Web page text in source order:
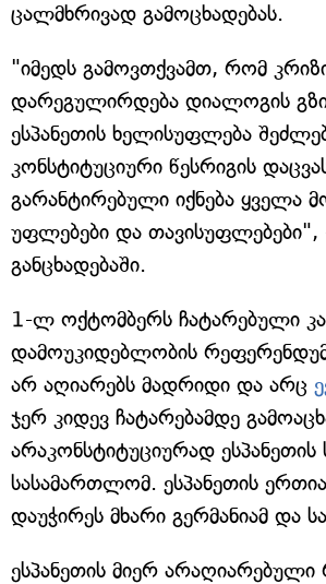
ცალმხრივად გამოცხადებას.
"იმედს გამოვთქვამთ, რომ
დარეგულირდება დიალოგის
ესპანეთის ხელისუფლება
კონსტიტუციური წესრიგის
გარანტირებული იქნება ყველა
უფლებები და თავისუფლებები",
განცხადებაში.
1-ლ ოქტომბერს ჩატარებული
დამოუკიდებლობის
არ აღიარებს მადრიდი და არც
ჯერ კიდევ ჩატარებამდე
არაკონსტიტუციურად ესპანეთის
სასამართლომ. ესპანეთის
დაუჭირეს მხარი გერმანიამ და
ესპანეთის მიერ